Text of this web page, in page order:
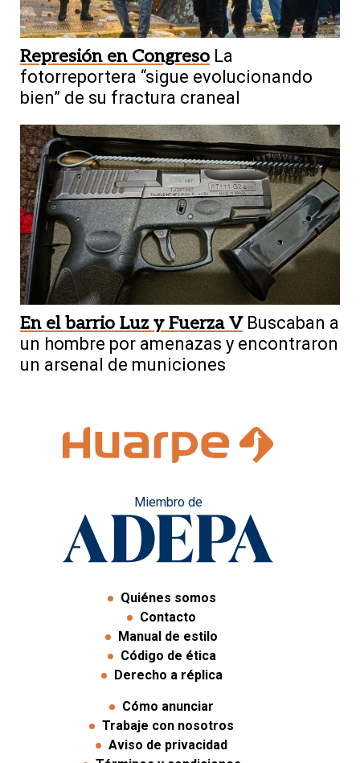
Represión en Congreso La
fotorreportera “sigue evolucionando
bien” de su fractura craneal
En el barrio Luz y Fuerza V Buscaban a
un hombre por amenazas y encontraron
un arsenal de municiones
Miembro de
Quiénes somos
Contacto
Manual de estilo
Código de ética
Derecho a réplica
Cómo anunciar
Trabaje con nosotros
Aviso de privacidad